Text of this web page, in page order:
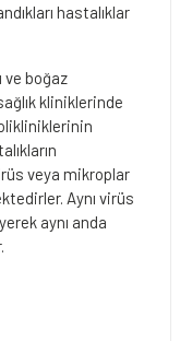
hastalıklar
ve boğaz
kliniklerinde
veya mikroplar
Aynı virüs
aynı anda